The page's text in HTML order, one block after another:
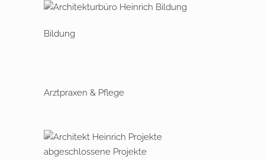
Bildung
Arztpraxen & Pflege